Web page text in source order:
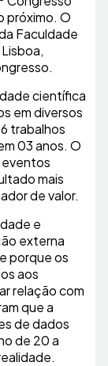
próximo. O
Faculdade
científica
em diversos
trabalhos
03 anos. O
mais
de valor.
e
externa
porque os
aos
relação com
que a
de dados
de 20 a